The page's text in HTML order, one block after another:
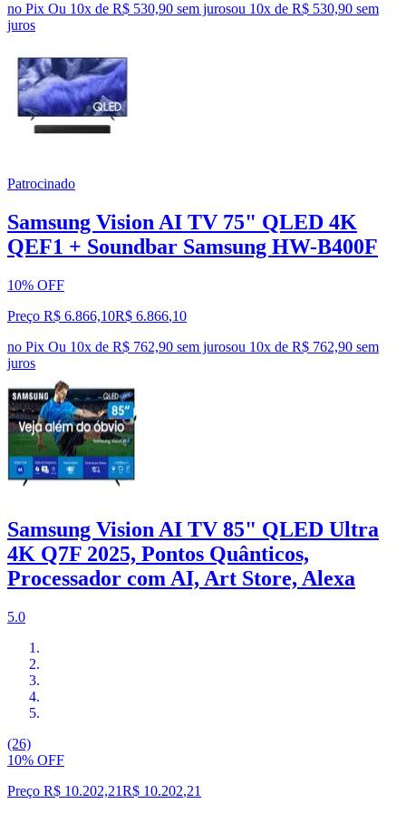
no Pix Ou 10x de R$ 530,90 sem jurosou 10x de R$ 530,90 sem
juros
Patrocinado
Samsung Vision AI TV 75" QLED 4K
QEF1 + Soundbar Samsung HW-B400F
10% OFF
Preço R$ 6.866,10R$ 6.866,10
no Pix Ou 10x de R$ 762,90 sem jurosou 10x de R$ 762,90 sem
juros
Samsung Vision AI TV 85" QLED Ultra
4K Q7F 2025, Pontos Quânticos,
Processador com AI, Art Store, Alexa
5.0
(26)
10% OFF
Preço R$ 10.202,21R$ 10.202,21